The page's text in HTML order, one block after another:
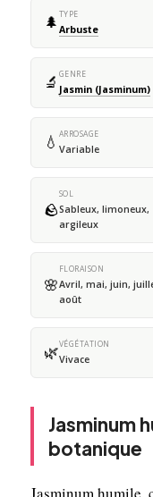
🌲 TYPE
Arbuste
🔬 GENRE
Jasmin (Jasminum)
💧 ARROSAGE
Variable
🪨
SOL
Sableux, limoneux,
argileux
🌸
FLORAISON
Avril, mai, juin,
août
🌿VÉGÉTATION
Vivace
Jasminum
botanique